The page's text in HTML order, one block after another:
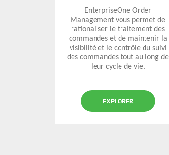
EnterpriseOne Order
Management vous permet de
rationaliser le traitement des
commandes et de maintenir la
visibilité et le contrôle du suivi
des commandes tout au long de
leur cycle de vie.
EXPLORER